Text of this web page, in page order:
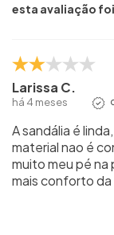
esta avaliação
Larissa C.
há 4 meses
A sandália é
material nao é
muito meu pé na
mais conforto da